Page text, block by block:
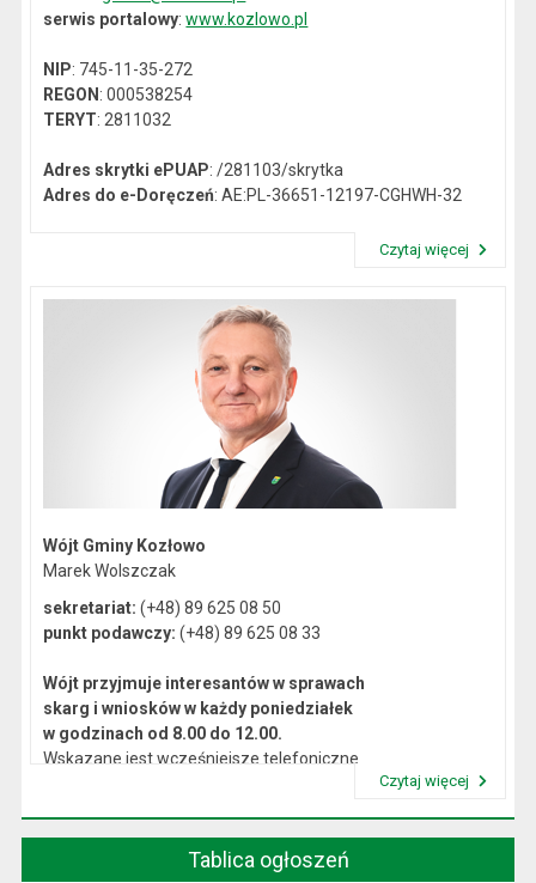
serwis portalowy:www.kozlowo.pl
NIP: 745-11-35-272
REGON: 000538254
TERYT: 2811032
Adres skrytki ePUAP: /281103/skrytka
Adres do e-Doręczeń: AE:PL-36651-12197-CGHWH-32
Czytaj więcej
Wójt Gminy Kozłowo
Marek Wolszczak
sekretariat: (+48) 89 625 08 50
punkt podawczy: (+48) 89 625 08 33
Wójt przyjmuje interesantów w sprawach
skarg i wniosków w każdy poniedziałek
w godzinach od 8.00 do 12.00.
Wskazane jest wcześniejsze telefoniczne
Czytaj więcej
Tablica ogłoszeń